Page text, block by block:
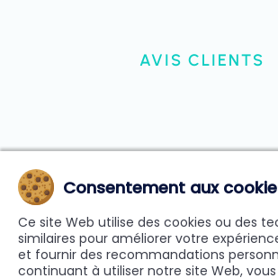
AVIS CLIENTS
Consentement aux
Ce site Web utilise des cookies ou des
similaires pour améliorer votre
et fournir des recommandations
continuant à utiliser notre site Web,